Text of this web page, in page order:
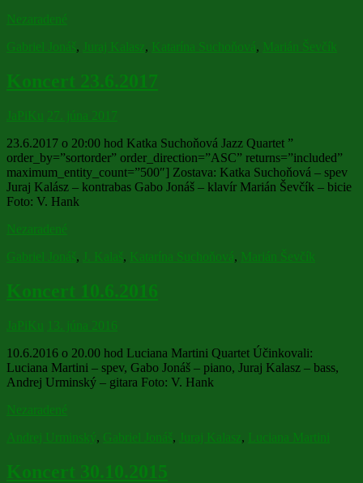
Nezaradené
Gabriel Jonáš, Juraj Kalasz, Katarína Suchoňová, Marián Ševčík
Koncert 23.6.2017
JaPiKu 27. júna 2017
23.6.2017 o 20:00 hod Katka Suchoňová Jazz Quartet ”
order_by=”sortorder” order_direction=”ASC” returns=”included”
maximum_entity_count=”500″] Zostava: Katka Suchoňová – spev
Juraj Kalász – kontrabas Gabo Jonáš – klavír Marián Ševčík – bicie
Foto: V. Hank
Nezaradené
Gabriel Jonáš, J. Kalaš, Katarína Suchoňová, Marián Ševčík
Koncert 10.6.2016
JaPiKu 13. júna 2016
10.6.2016 o 20.00 hod Luciana Martini Quartet Účinkovali:
Luciana Martini – spev, Gabo Jonáš – piano, Juraj Kalasz – bass,
Andrej Urminský – gitara Foto: V. Hank
Nezaradené
Andrej Urminský, Gabriel Jonáš, Juraj Kalasz, Luciana Martini
Koncert 30.10.2015